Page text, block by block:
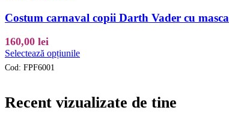
Costum carnaval copii Darth Vader cu masca
160,00 lei
Selectează opțiunileAcest
multe
variații.
Cod: FPF6001
Recent vizualizate de tine